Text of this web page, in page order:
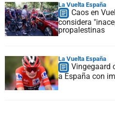
La Vuelta España
Caos en
considera
propalestinas
La Vuelta España
Vingegaard
a España con